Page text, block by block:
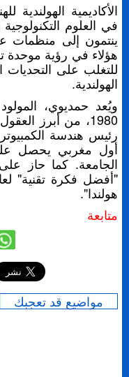
الأكاديمية
في العلوم
ينتمون إلى منظمات
هؤلاء في رؤية موحدة
للتغلب على التحديات
الهولندية.
ويُعد حمديوي،
1980، من أبرز
رئيس هندسة
أول مغربي يحصل
الجامعة. كما حاز
هولندا".
متابعة
مواضيع قد تعجبك